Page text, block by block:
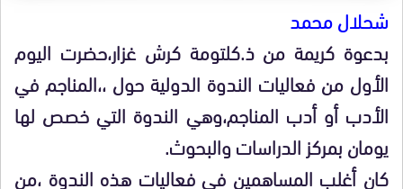
شحلال محمد
بدعوة كريمة من ذ.كلتومة كرش غزار،حضرت اليوم
الأول من فعاليات الندوة الدولية حول ،،المناجم في
الأدب أو أدب المناجم،وهي الندوة التي خصص لها
يومان بمركز الدراسات والبحوث.
كان أغلب المساهمين في فعاليات هذه الندوة ،من